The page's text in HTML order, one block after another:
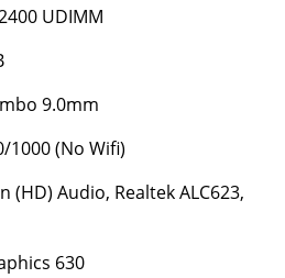
UDIMM
9.0mm
1000 (No Wifi)
Audio, Realtek ALC623,
630